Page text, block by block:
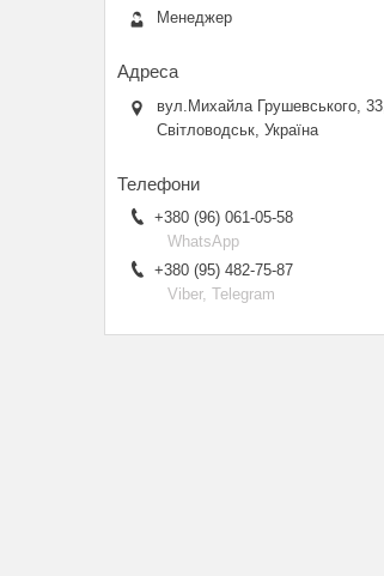
Менеджер
вул.Михайла Грушевського, 33,
Світловодськ, Україна
+380 (96) 061-05-58
WhatsApp
+380 (95) 482-75-87
Viber, Telegram